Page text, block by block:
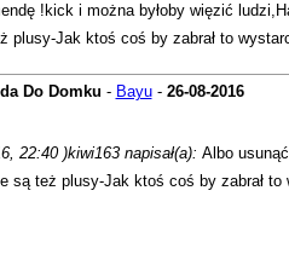
!kick i można byłoby więzić
plusy-Jak ktoś coś by zabrał to
Do Domku - Bayu- 26-08-2016
22:40 )kiwi163 napisał(a): Albo
są też plusy-Jak ktoś coś by zabrał